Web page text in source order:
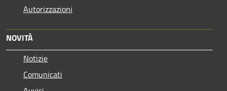
Autorizzazioni
NOVITÀ
Notizie
Comunicati